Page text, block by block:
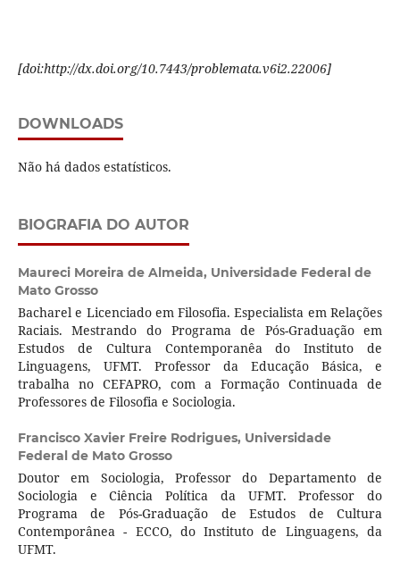
[doi:http://dx.doi.org/10.7443/problemata.v6i2.22006]
DOWNLOADS
Não há dados estatísticos.
BIOGRAFIA DO AUTOR
Maureci Moreira de Almeida, Universidade Federal de
Mato Grosso
Bacharel e Licenciado em Filosofia. Especialista em Relações
Raciais. Mestrando do Programa de Pós-Graduação em
Estudos de Cultura Contemporanêa do Instituto de
Linguagens, UFMT. Professor da Educação Básica, e
trabalha no CEFAPRO, com a Formação Continuada de
Professores de Filosofia e Sociologia.
Francisco Xavier Freire Rodrigues, Universidade
Federal de Mato Grosso
Doutor em Sociologia, Professor do Departamento de
Sociologia e Ciência Política da UFMT. Professor do
Programa de Pós-Graduação de Estudos de Cultura
Contemporânea - ECCO, do Instituto de Linguagens, da
UFMT.